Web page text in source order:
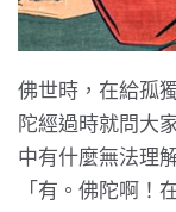
佛世時，在給孤
陀經過時就問大
中有什麼無法理
「有。佛陀啊！